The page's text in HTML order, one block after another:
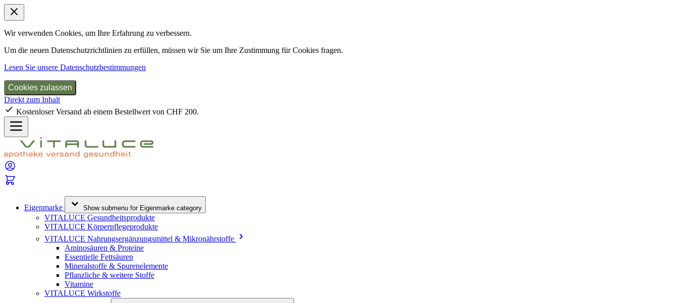
Wir verwenden Cookies, um Ihre Erfahrung zu verbessern.
Um die neuen Datenschutzrichtlinien zu erfüllen, müssen wir Sie um Ihre Zustimmung für Cookies fragen.
Lesen Sie unsere Datenschutzbestimmungen
Cookies zulassen
Direkt zum Inhalt
Kostenloser Versand ab einem Bestellwert von CHF 200.
Eigenmarke Show submenu for Eigenmarke category
VITALUCE Gesundheitsprodukte
VITALUCE Körperpflegeprodukte
VITALUCE Nahrungsergänzungsmittel & Mikronährstoffe
Aminosäuren & Proteine
Essentielle Fettsäuren
Mineralstoffe & Spurenelemente
Pflanzliche & weitere Stoffe
Vitamine
VITALUCE Wirkstoffe